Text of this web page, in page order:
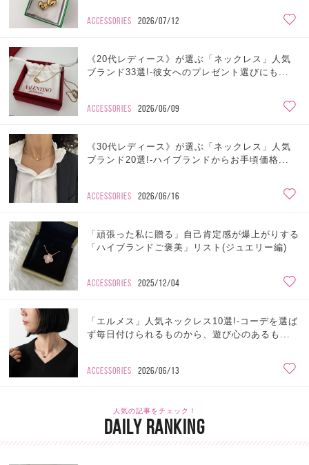
ACCESSORIES 2026/07/12
《20代レディース》が選ぶ「ネックレス」人気
ブランド33選!-彼女へのプレゼント選びにも...
ACCESSORIES 2026/06/09
《30代レディース》が選ぶ「ネックレス」人気
ブランド20選!-ハイブランドからお手頃価格...
ACCESSORIES 2026/06/16
「頑張った私に贈る」自己肯定感が爆上がりする
「ハイブランドご褒美」リスト(ジュエリー編)
ACCESSORIES 2025/12/04
「エルメス」人気ネックレス10選!-コーデを選ば
ず毎日付けられるものから、遊び心のあるも...
ACCESSORIES 2026/06/13
人気の記事をチェック！
DAILY RANKING